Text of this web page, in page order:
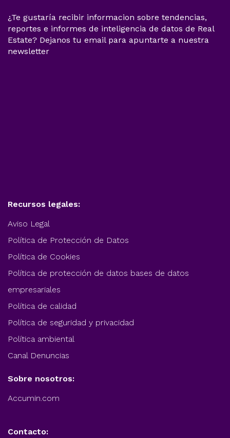
¿Te gustaría recibir informacion sobre tendencias,
reportes e informes de inteligencia de datos de Real
Estate? Dejanos tu email para apuntarte a nuestra
newsletter
Recursos legales:
Aviso Legal
Política de Protección de Datos
Política de Cookies
Política de protección de datos bases de datos
empresariales
Política de calidad
Política de seguridad y privacidad
Política ambiental
Canal Denuncias
Sobre nosotros:
Accumin.com
Contacto: